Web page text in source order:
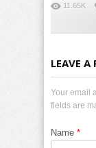
11.65K
LEAVE A
Your email
fields are
Name *